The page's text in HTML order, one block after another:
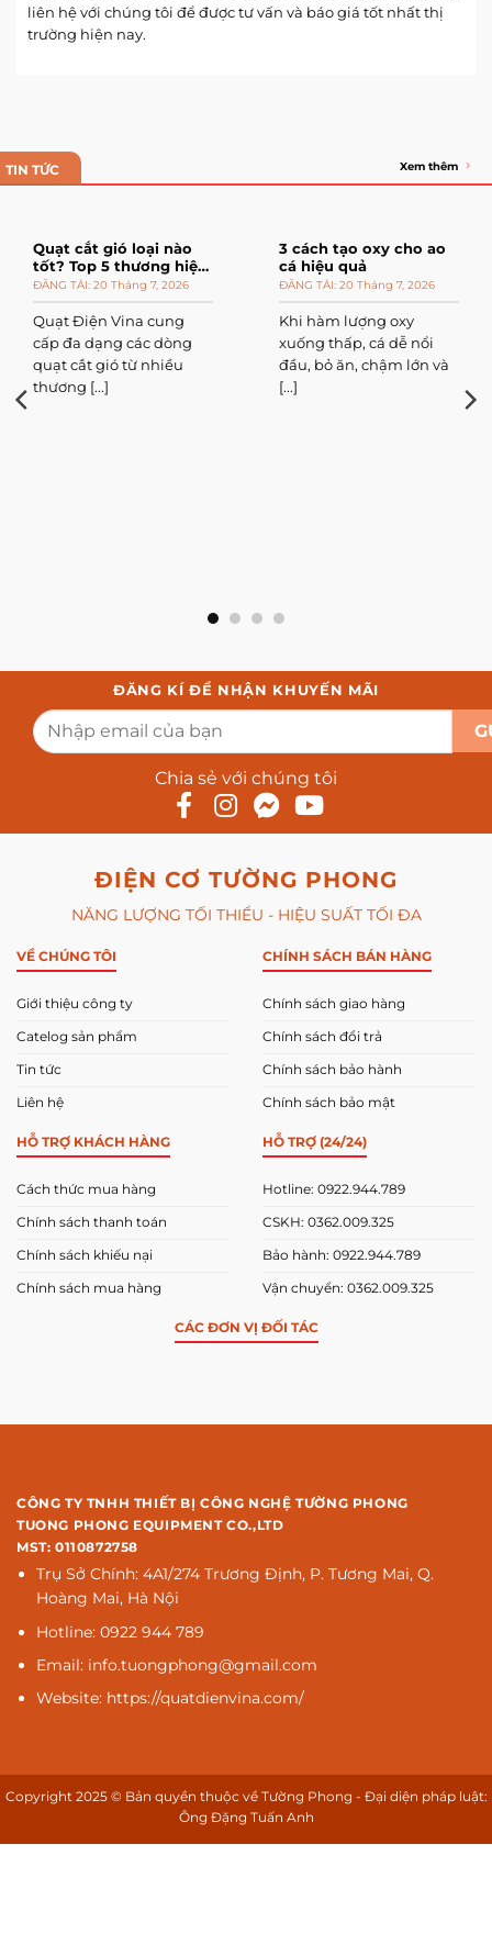
liên hệ với chúng tôi để được tư vấn và báo giá tốt nhất thị
trường hiện nay.
TIN TỨC Xem thêm
Quạt cắt gió loại nào
tốt? Top 5 thương hiệu
đáng mua20 Tháng 7, 2026
Quạt Điện Vina cung
cấp đa dạng các dòng
quạt cắt gió từ nhiều
thương [...]
3 cách tạo oxy cho ao
cá hiệu quả
20 Tháng 7, 2026
Khi hàm lượng oxy
xuống thấp, cá dễ nổi
đầu, bỏ ăn, chậm lớn và
[...]
ĐĂNG KÍ ĐỂ NHẬN KHUYẾN MÃI
Chia sẻ với chúng tôi
ĐIỆN CƠ TƯỜNG PHONG
NĂNG LƯỢNG TỐI THIỂU - HIỆU SUẤT TỐI ĐA
VỀ CHÚNG TÔI
Giới thiệu công ty
Catelog sản phẩm
Tin tức
Liên hệ
CHÍNH SÁCH BÁN HÀNG
Chính sách giao hàng
Chính sách đổi trả
Chính sách bảo hành
Chính sách bảo mật
HỖ TRỢ KHÁCH HÀNG
Cách thức mua hàng
Chính sách thanh toán
Chính sách khiếu nại
Chính sách mua hàng
HỖ TRỢ (24/24)
Hotline: 0922.944.789
CSKH: 0362.009.325
Bảo hành: 0922.944.789
Vận chuyển: 0362.009.325
CÁC ĐƠN VỊ ĐỐI TÁC
CÔNG TY TNHH THIẾT BỊ CÔNG NGHỆ TƯỜNG PHONG
TUONG PHONG EQUIPMENT CO.,LTD
MST: 0110872758
Trụ Sở Chính: 4A1/274 Trương Định, P. Tương Mai, Q.
Hoàng Mai, Hà Nội
Hotline: 0922 944 789
Email: info.tuongphong@gmail.com
Website: https://quatdienvina.com/
Copyright 2025 © Bản quyền thuộc về Tường Phong - Đại diện pháp luật:
Ông Đặng Tuấn Anh